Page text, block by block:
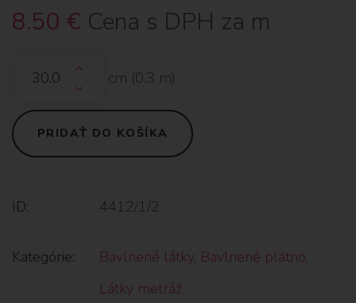
8.50 € Cena s DPH za m
cm (0.3 m)
PRIDAŤ DO KOŠÍKA
ID: 4412/1/2
Kategórie: Bavlnené látky, Bavlnené plátno,
Látky metráž